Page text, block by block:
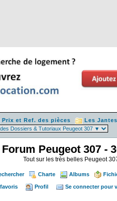
Prix et Ref. des pièces Les Jantes
Forum Peugeot 307 -
Tout sur les très belles Peugeot
Charte Albums
Profil Se connecter pour